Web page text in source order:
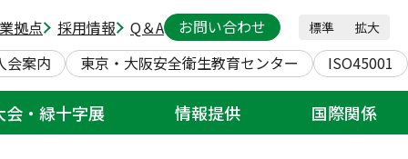
拠点 採用情報 Q＆A お問い合わせ 標準 拡大
会案内 東京・大阪安全衛生教育センター ISO45001
会・緑十字展 情報提供 国際関係
リキュラム例
ジナル研修） OSHMS／リスクアセスメント